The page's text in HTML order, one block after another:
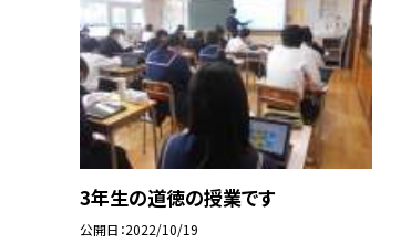
3年生の道徳の授業です
公開日 2022/10/19